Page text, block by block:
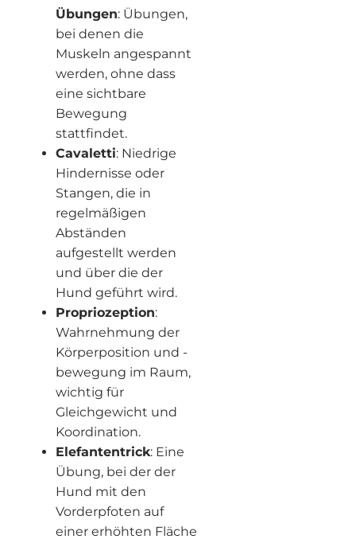
Übungen: Übungen,
bei denen die
Muskeln angespannt
werden, ohne dass
eine sichtbare
Bewegung
stattfindet.
Cavaletti: Niedrige
Hindernisse oder
Stangen, die in
regelmäßigen
Abständen
aufgestellt werden
und über die der
Hund geführt wird.
Propriozeption:
Wahrnehmung der
Körperposition und -
bewegung im Raum,
wichtig für
Gleichgewicht und
Koordination.
Elefantentrick: Eine
Übung, bei der der
Hund mit den
Vorderpfoten auf
einer erhöhten Fläche